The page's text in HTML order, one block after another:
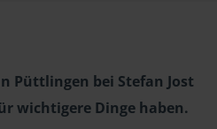
Püttlingen bei Stefan Jost
wichtigere Dinge haben.